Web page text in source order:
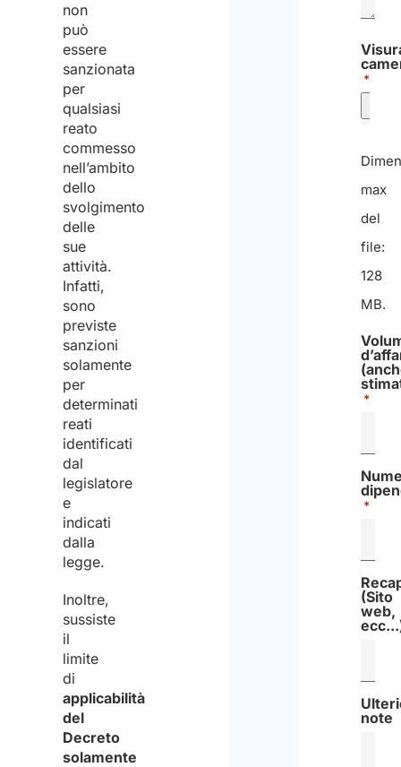
non
può
essere
sanzionata
per
qualsiasi
reato
commesso
nell’ambito
dello
svolgimento
delle
sue
attività.
Infatti,
sono
previste
sanzioni
solamente
per
determinati
reati
identificati
dal
legislatore
e
indicati
dalla
legge.
Inoltre,
sussiste
il
limite
di
applicabilità
del
Decreto
solamente
*
max
del
file:
128
MB.
*
*
(Sito
web,
note​